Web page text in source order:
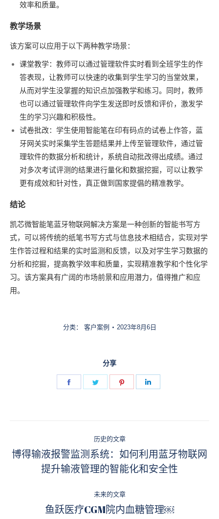
效率和质量。
教学场景
该方案可以应用于以下两种教学场景：
课堂教学：教师可以通过管理软件实时看到全班学生的作
答表现，让教师可以快速的收集到学生学习的当堂效果，
从而对学生没掌握的知识点加强教学和练习。同时，教师
也可以通过管理软件向学生发送即时反馈和评价，激发学
生的学习兴趣和积极性。
试卷批改：学生使用智能笔在印有码点的试卷上作答，蓝
牙网关实时采集学生答题结果并上传至管理软件，通过管
理软件的数据分析和统计，系统自动批改得出成绩。通过
对多次考试评测的结果进行量化和数据挖掘，可以让教学
更有成效和针对性，真正做到国家提倡的精准教学。
结论
凯芯微智能笔蓝牙物联网解决方案是一种创新的智能书写方
式，可以将传统的纸笔书写方式与信息技术相结合，实现对学
生作答过程和结果的实时监测和反馈，以及对学生学习数据的
分析和挖掘，提高教学效率和质量，实现精准教学和个性化学
习。该方案具有广阔的市场前景和应用潜力，值得推广和应
用。
分类： 客户案例 2023年8月6日
分享
Share
Share
Share
章
历史的文章
历
史
章：
博得输液报警监测系统：如何利用蓝牙物联网
提升输液管理的智能化和安全性
未来的文章
未
鱼跃医疗CGM院内血糖管理￼